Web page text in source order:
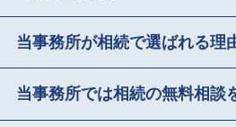
当事務所が相続で選ばれる理
当事務所では相続の無料相談